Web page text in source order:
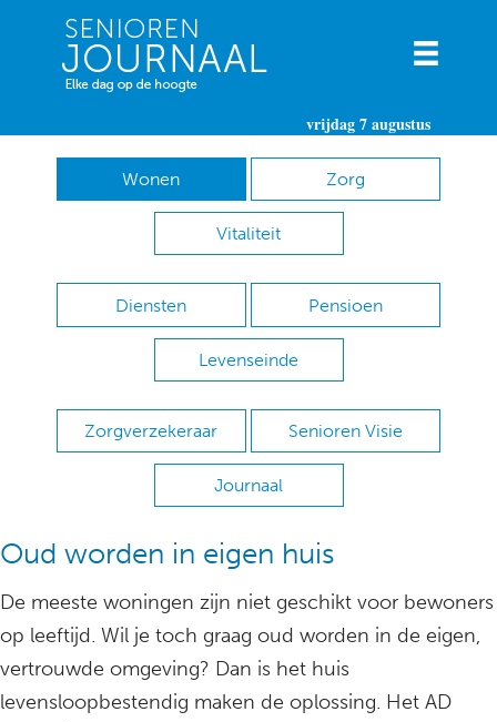
vrijdag 7 augustus
Wonen Zorg
Vitaliteit
Diensten Pensioen
Levenseinde
Zorgverzekeraar Senioren Visie
Journaal
Oud worden in eigen huis
De meeste woningen zijn niet geschikt voor bewoners
op leeftijd. Wil je toch graag oud worden in de eigen,
vertrouwde omgeving? Dan is het huis
levensloopbestendig maken de oplossing. Het AD